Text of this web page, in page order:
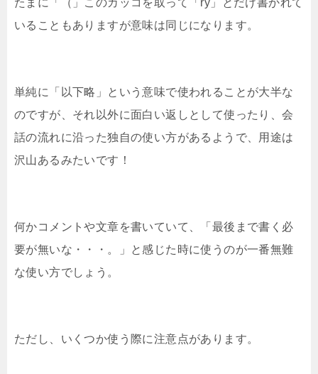
いることもありますが意味は同じになります。
単純に「以下略」という意味で使われることが大半な
のですが、それ以外に面白い返しとして使ったり、会
話の流れに沿った独自の使い方があるようで、用途は
沢山あるみたいです！
何かコメントや文章を書いていて、「最後まで書く必
要が無いな・・・。」と感じた時に使うのが一番無難
な使い方でしょう。
ただし、いくつか使う際に注意点があります。